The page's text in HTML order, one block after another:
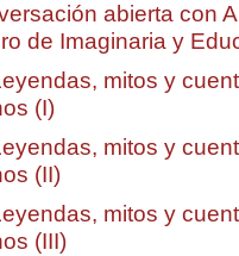
abierta con
de Imaginaria y
mitos y
(I)
mitos y
(II)
mitos y
(III)